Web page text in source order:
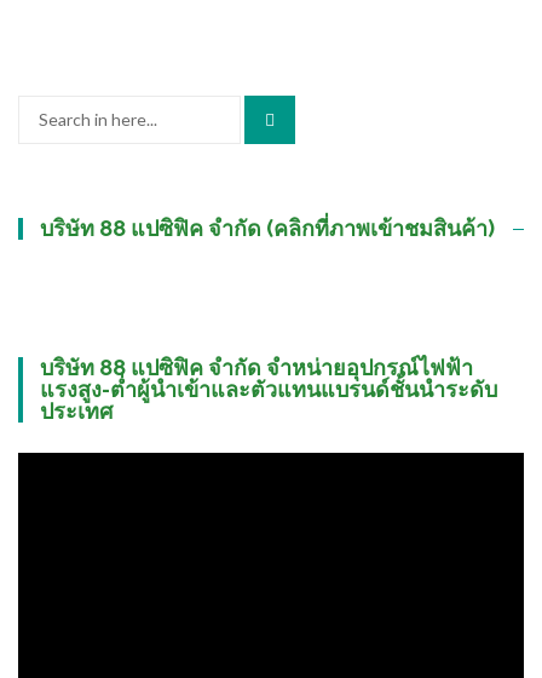
บริษัท 88 แปซิฟิค จำกัด (คลิกที่ภาพเข้าชมสินค้า)
บริษัท 88 แปซิฟิค จำกัด จำหน่ายอุปกรณ์ไฟฟ้า
แรงสูง-ต่ำผู้นำเข้าและตัวแทนแบรนด์ชั้นนำระดับ
ประเทศ